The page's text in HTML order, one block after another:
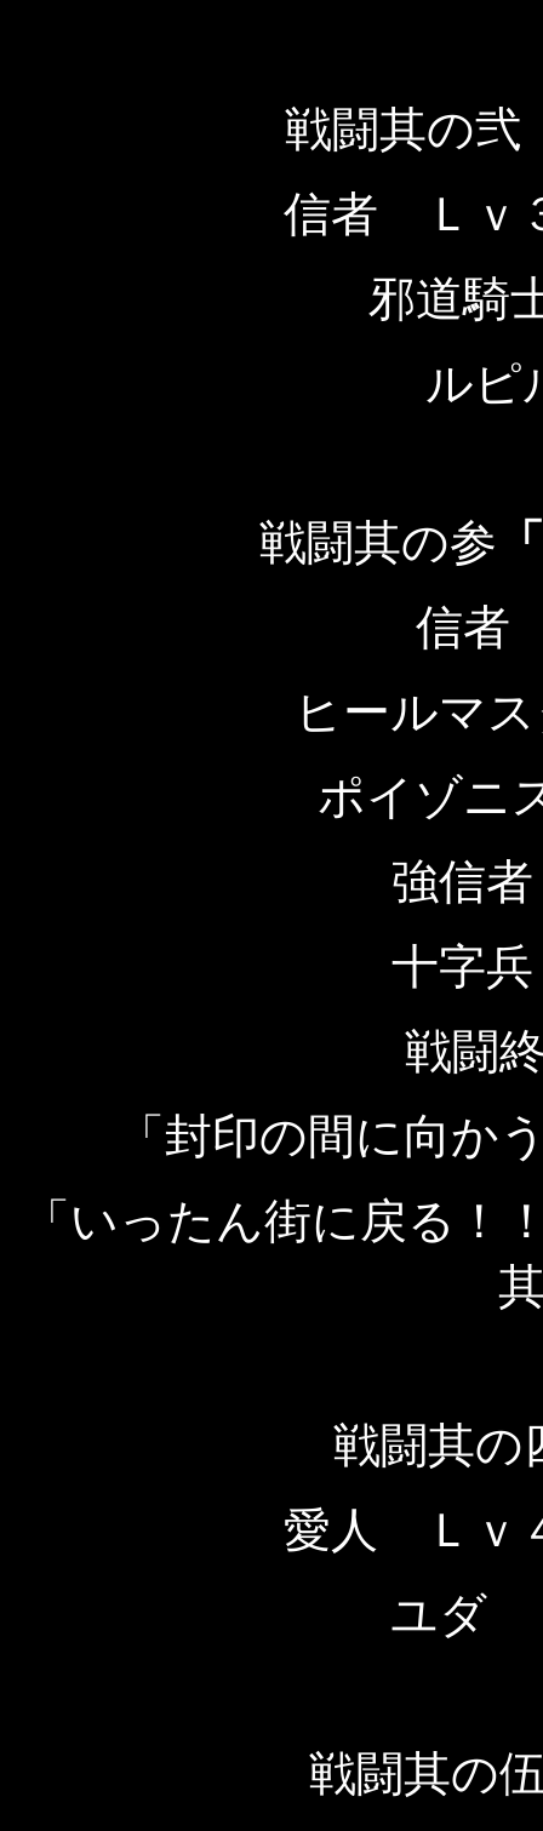
戦闘其の弐
信者 Ｌｖ
邪道騎
ルピ
戦闘其の参
信者
ヒールマ
ポイゾニ
強信
十字
戦闘
「封印の間に向か
「いったん街に戻る！
戦闘其の
愛人 Ｌｖ
ユダ
戦闘其の